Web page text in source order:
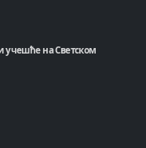
учешће на Светском